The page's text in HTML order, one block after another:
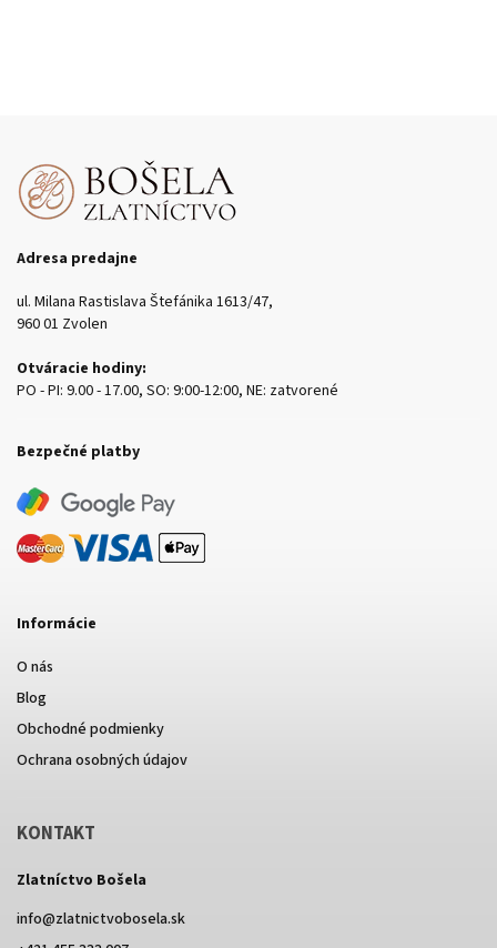
Adresa predajne
ul. Milana Rastislava Štefánika 1613/47,
960 01 Zvolen
Otváracie hodiny:
PO - PI: 9.00 - 17.00, SO: 9:00-12:00, NE: zatvorené
Bezpečné platby
Informácie
O nás
Blog
Obchodné podmienky
Ochrana osobných údajov
KONTAKT
Zlatníctvo Bošela
info@zlatnictvobosela.sk